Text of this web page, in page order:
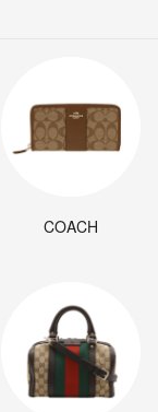
COACH